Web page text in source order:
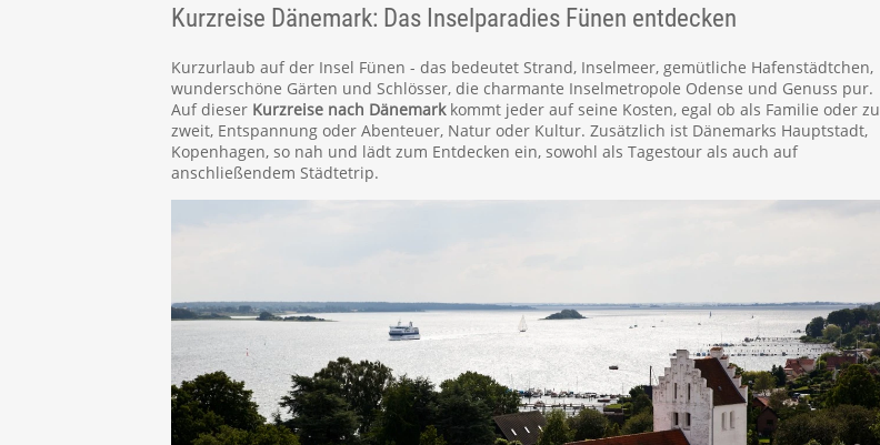
Kurzreise Dänemark: Das Inselparadies Fünen entdecken
Kurzurlaub auf der Insel Fünen - das bedeutet Strand, Inselmeer, gemütliche Hafenstädtchen,
wunderschöne Gärten und Schlösser, die charmante Inselmetropole Odense und Genuss pur.
Auf dieser Kurzreise nach Dänemarkkommt jeder auf seine Kosten, egal ob als Familie oder zu
zweit, Entspannung oder Abenteuer, Natur oder Kultur. Zusätzlich ist Dänemarks Hauptstadt,
Kopenhagen, so nah und lädt zum Entdecken ein, sowohl als Tagestour als auch auf
anschließendem Städtetrip.